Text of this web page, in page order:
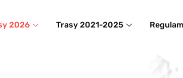
2026 Trasy 2021-2025